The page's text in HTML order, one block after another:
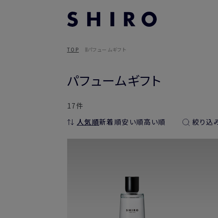
TOP パフュームギフト
パフュームギフト
17件
人気順新着順安い順高い順 絞り込